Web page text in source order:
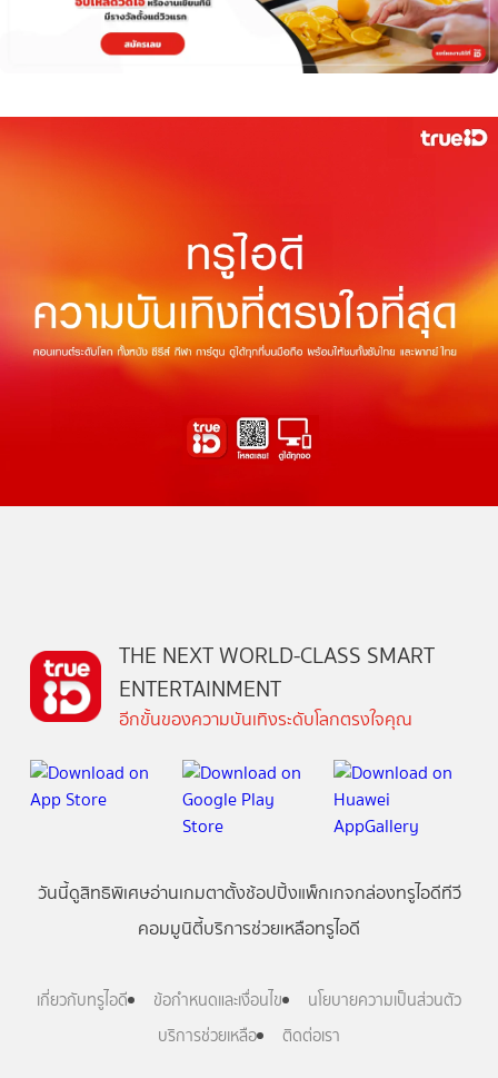
THE NEXT WORLD-CLASS SMART
ENTERTAINMENT
อีกขั้นของความบันเทิงระดับโลกตรงใจคุณ
วันนี้ดูสิทธิพิเศษอ่านเกมตาตั้งช้อปปิ้งแพ็กเกจกล่องทรูไอดีทีวี
คอมมูนิตี้บริการช่วยเหลือทรูไอดี
เกี่ยวกับทรูไอดี ข้อกำหนดและเงื่อนไข
นโยบายความเป็นส่วนตัว
บริการช่วยเหลือ
ติดต่อเรา